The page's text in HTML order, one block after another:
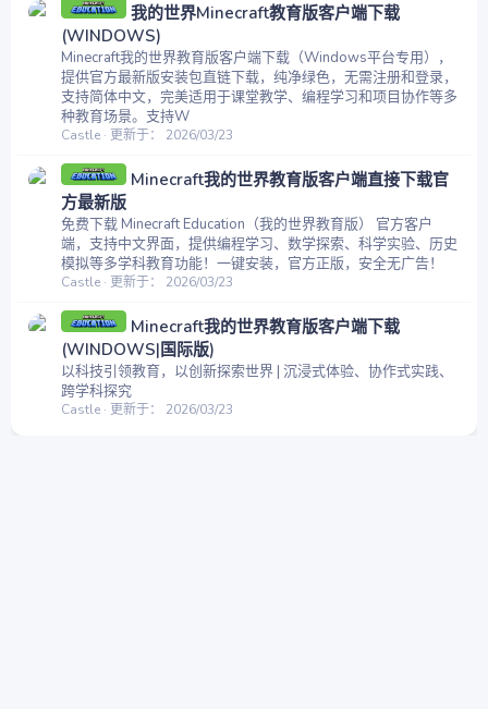
我的世界Minecraft教育版客户端下载
(WINDOWS)
Minecraft我的世界教育版客户端下载（Windows平台专用），
提供官方最新版安装包直链下载，纯净绿色，无需注册和登录，
支持简体中文，完美适用于课堂教学、编程学习和项目协作等多
种教育场景。支持W
Castle 更新于： 2026/03/23
Minecraft我的世界教育版客户端直接下载官
方最新版
免费下载 Minecraft Education（我的世界教育版） 官方客户
端，支持中文界面，提供编程学习、数学探索、科学实验、历史
模拟等多学科教育功能！一键安装，官方正版，安全无广告！
Castle 更新于： 2026/03/23
Minecraft我的世界教育版客户端下载
(WINDOWS|国际版)
以科技引领教育，以创新探索世界 | 沉浸式体验、协作式实践、
跨学科探究
Castle 更新于： 2026/03/23